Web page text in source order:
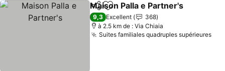
PartagerAjouter à mes favoris
Maison Palla e Partner's
9,3 Excellent
368
à 2.5 km de : Via Chiaia
Suites familiales quadruples supérieures